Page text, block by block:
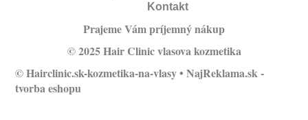
Kontakt
Prajeme Vám príjemný nákup
© 2025 Hair Clinic vlasova kozmetika
© Hairclinic.sk-kozmetika-na-vlasy • NajReklama.sk -
tvorba eshopu